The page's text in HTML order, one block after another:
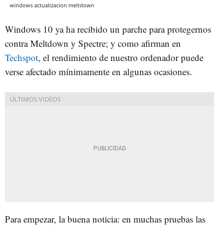
windows actualizacion meltdown
Windows 10 ya ha recibido un parche para protegernos
contra Meltdown y Spectre; y como afirman en
Techspot, el rendimiento de nuestro ordenador puede
verse afectado mínimamente en algunas ocasiones.
Para empezar, la buena noticia: en muchas pruebas las